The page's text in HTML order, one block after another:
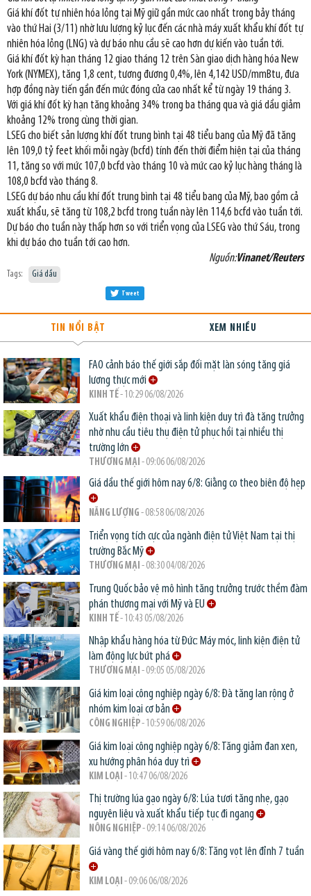
Giá khí đốt tự nhiên hóa lỏng tại Mỹ giữ gần mức cao nhất trong bảy tháng
vào thứ Hai (3/11) nhờ lưu lượng kỷ lục đến các nhà máy xuất khẩu khí đốt tự
nhiên hóa lỏng (LNG) và dự báo nhu cầu sẽ cao hơn dự kiến vào tuần tới.
Giá khí đốt kỳ hạn tháng 12 giao tháng 12 trên Sàn giao dịch hàng hóa New
York (NYMEX), tăng 1,8 cent, tương đương 0,4%, lên 4,142 USD/mmBtu, đưa
hợp đồng này tiến gần đến mức đóng cửa cao nhất kể từ ngày 19 tháng 3.
Với giá khí đốt kỳ hạn tăng khoảng 34% trong ba tháng qua và giá dầu giảm
khoảng 12% trong cùng thời gian.
LSEG cho biết sản lượng khí đốt trung bình tại 48 tiểu bang của Mỹ đã tăng
lên 109,0 tỷ feet khối mỗi ngày (bcfd) tính đến thời điểm hiện tại của tháng
11, tăng so với mức 107,0 bcfd vào tháng 10 và mức cao kỷ lục hàng tháng là
108,0 bcfd vào tháng 8.
LSEG dự báo nhu cầu khí đốt trung bình tại 48 tiểu bang của Mỹ, bao gồm cả
xuất khẩu, sẽ tăng từ 108,2 bcfd trong tuần này lên 114,6 bcfd vào tuần tới.
Dự báo cho tuần này thấp hơn so với triển vọng của LSEG vào thứ Sáu, trong
khi dự báo cho tuần tới cao hơn.
Nguồn:Vinanet/Reuters
Tags: Giá dầu
Tweet
TIN NỔI BẬT XEM NHIỀU
FAO cảnh báo thế giới sắp đối mặt làn sóng tăng giá
lương thực mới
KINH TẾ- 10:29 06/08/2026
Xuất khẩu điện thoại và linh kiện duy trì đà tăng trưởng
nhờ nhu cầu tiêu thụ điện tử phục hồi tại nhiều thị
trường lớn
THƯƠNG MẠI - 09:06 06/08/2026
Giá dầu thế giới hôm nay 6/8: Giằng co theo biên độ hẹp
NĂNG LƯỢNG - 08:58 06/08/2026
Triển vọng tích cực của ngành điện tử Việt Nam tại thị
trường Bắc Mỹ
THƯƠNG MẠI - 08:30 04/08/2026
Trung Quốc bảo vệ mô hình tăng trưởng trước thềm đàm
phán thương mại với Mỹ và EU
KINH TẾ- 10:43 05/08/2026
Nhập khẩu hàng hóa từ Đức: Máy móc, linh kiện điện tử
làm động lực bứt phá
THƯƠNG MẠI - 09:05 05/08/2026
Giá kim loại công nghiệp ngày 6/8: Đà tăng lan rộng ở
nhóm kim loại cơ bản
CÔNG NGHIỆP- 10:59 06/08/2026
Giá kim loại công nghiệp ngày 6/8: Tăng giảm đan xen,
xu hướng phân hóa duy trì
KIM LOẠI - 10:47 06/08/2026
Thị trường lúa gạo ngày 6/8: Lúa tươi tăng nhẹ, gạo
nguyên liệu và xuất khẩu tiếp tục đi ngang
NÔNG NGHIỆP- 09:14 06/08/2026
Giá vàng thế giới hôm nay 6/8: Tăng vọt lên đỉnh 7 tuần
KIM LOẠI - 09:06 06/08/2026